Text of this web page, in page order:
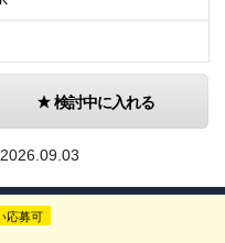
検討中に入れる
2026.09.03
応募可